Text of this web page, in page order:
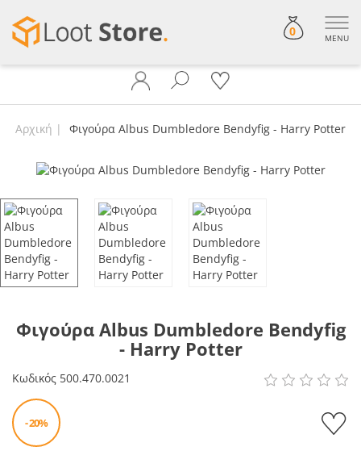
0 MENU
Αρχική Φιγούρα Albus Dumbledore Bendyfig - Harry Potter
Φιγούρα Albus Dumbledore Bendyfig
- Harry Potter
Κωδικός 500.470.0021
- 20%